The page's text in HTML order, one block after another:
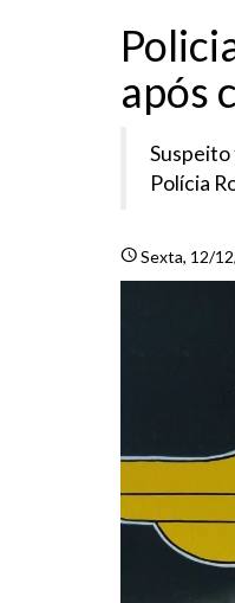
após
Suspeito
Polícia
scheduleSexta, 12/